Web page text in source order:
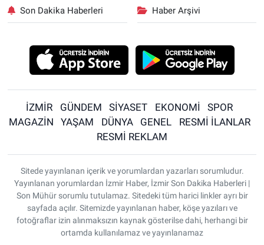
Son Dakika Haberleri Haber Arşivi
İZMİR GÜNDEM SİYASET EKONOMİ
SPOR
MAGAZİN
YAŞAM DÜNYA GENEL
RESMİ İLANLAR
RESMİ REKLAM
Sitede yayınlanan içerik ve yorumlardan yazarları sorumludur.
Yayınlanan yorumlardan İzmir Haber, İzmir Son Dakika Haberleri |
Son Mühür sorumlu tutulamaz. Sitedeki tüm harici linkler ayrı bir
sayfada açılır. Sitemizde yayınlanan haber, köşe yazıları ve
fotoğraflar izin alınmaksızın kaynak gösterilse dahi, herhangi bir
ortamda kullanılamaz ve yayınlanamaz